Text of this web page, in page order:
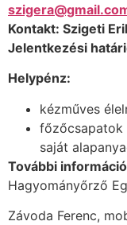
Kontakt: Szigeti
Jelentkezési
Helypénz:
kézműves
főzőcsapatok
saját
További információ
Hagyományőrző
Závoda Ferenc,